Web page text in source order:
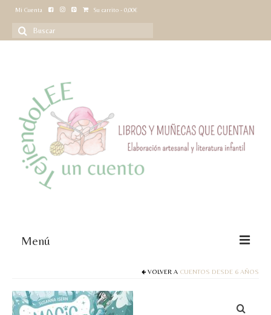
Mi Cuenta Su carrito - 0,00€
Buscar
por:
Menú
Juegos y puzles
VOLVER A CUENTOS DESDE 6 AÑOS